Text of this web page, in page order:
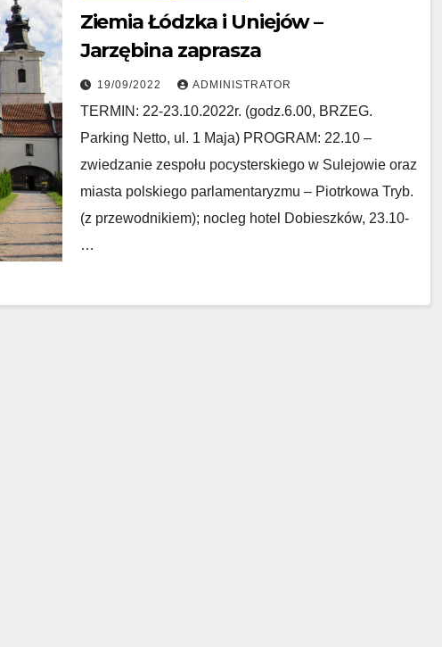
Ziemia Łódzka i Uniejów –
Jarzębina zaprasza
19/09/2022 ADMINISTRATOR
TERMIN: 22-23.10.2022r. (godz.6.00, BRZEG.
Parking Netto, ul. 1 Maja) PROGRAM: 22.10 –
zwiedzanie zespołu pocysterskiego w Sulejowie oraz
miasta polskiego parlamentaryzmu – Piotrkowa Tryb.
(z przewodnikiem); nocleg hotel Dobieszków, 23.10-
…